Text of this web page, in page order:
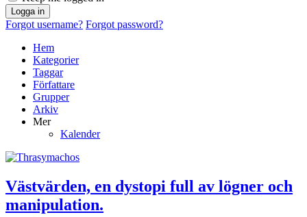
Logga in
Forgot username? Forgot password?
Hem
Kategorier
Taggar
Författare
Grupper
Arkiv
Mer
Kalender
Västvärden, en dystopi full av lögner och
manipulation.